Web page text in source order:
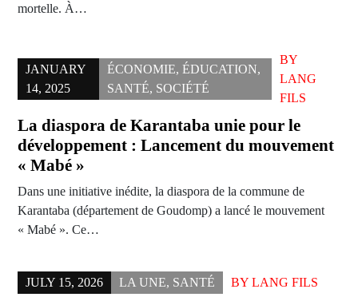
mortelle. À…
JANUARY
14, 2025
ÉCONOMIE, ÉDUCATION,
SANTÉ, SOCIÉTÉ
BY
LANG
FILS
La diaspora de Karantaba unie pour le
développement : Lancement du mouvement
« Mabé »
Dans une initiative inédite, la diaspora de la commune de
Karantaba (département de Goudomp) a lancé le mouvement
« Mabé ». Ce…
JULY 15, 2026 LA UNE, SANTÉ BY LANG FILS